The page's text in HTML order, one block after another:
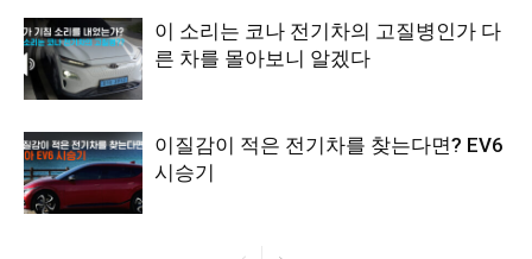
이 소리는 코나 전기차의 고질병인가 다
른 차를 몰아보니 알겠다
이질감이 적은 전기차를 찾는다면? EV6
시승기